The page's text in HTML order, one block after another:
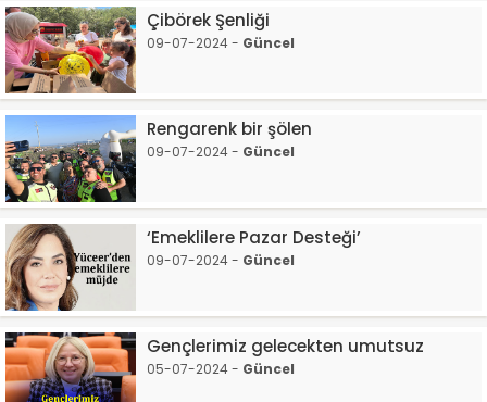
Çibörek Şenliği
09-07-2024 - Güncel
Rengarenk bir şölen
09-07-2024 - Güncel
‘Emeklilere Pazar Desteği’
09-07-2024 - Güncel
Gençlerimiz gelecekten umutsuz
05-07-2024 - Güncel